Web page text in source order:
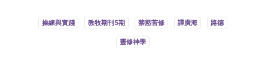
操練與實踐 教牧期刊5期 禁慾苦修 譚廣海 路德
靈修神學